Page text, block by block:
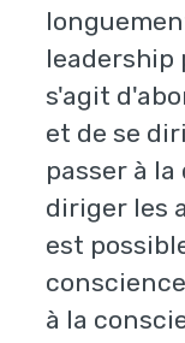
leadership
s'agit
et de se
passer à
diriger les
est
à la